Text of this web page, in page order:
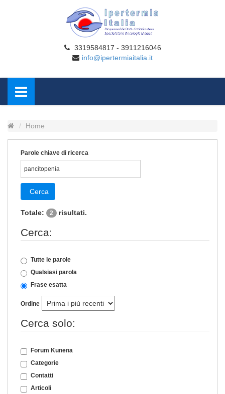
3319584817 - 3911216046
info@ipertermiaitalia.it
Home
Parole chiave di ricerca
Cerca
Totale: 2 risultati.
Cerca:
Tutte le parole
Qualsiasi parola
Frase esatta
Ordine
Cerca solo:
Forum Kunena
Categorie
Contatti
Articoli